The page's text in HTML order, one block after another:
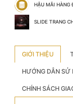
HẬU MÃI HÀNG
SLIDE TRANG
GIỚI THIỆU
HƯỚNG DẪN SỬ
CHÍNH SÁCH